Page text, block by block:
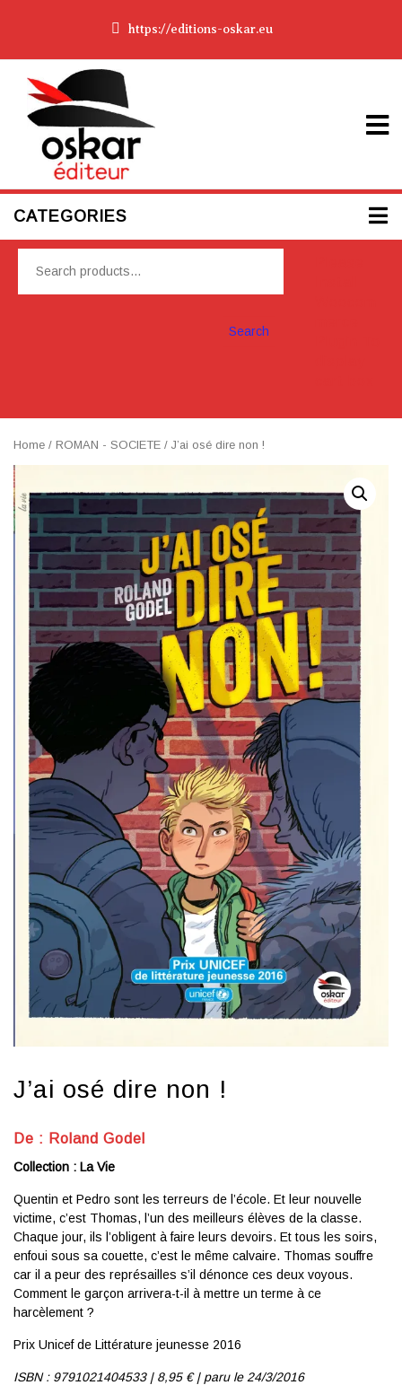
https://editions-oskar.eu
CATEGORIES
Search
Home / ROMAN - SOCIETE / J’ai osé dire non !
J’ai osé dire non !
De : Roland Godel
Collection : La Vie
Quentin et Pedro sont les terreurs de l’école. Et leur nouvelle
victime, c’est Thomas, l’un des meilleurs élèves de la classe.
Chaque jour, ils l’obligent à faire leurs devoirs. Et tous les soirs,
enfoui sous sa couette, c’est le même calvaire. Thomas souffre
car il a peur des représailles s’il dénonce ces deux voyous.
Comment le garçon arrivera-t-il à mettre un terme à ce
harcèlement ?
Prix Unicef de Littérature jeunesse 2016
ISBN : 9791021404533 | 8,95 € | paru le 24/3/2016